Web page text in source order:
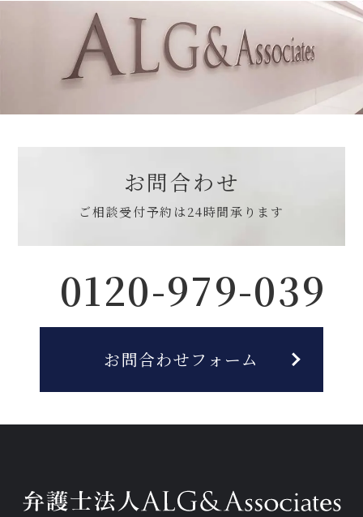
お問合わせ
ご相談受付予約は24時間承ります
0120-979-039
お問合わせフォーム